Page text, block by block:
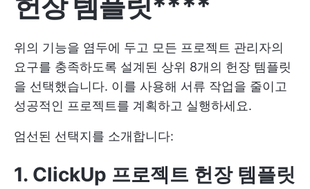
위의 기능을 염두에 두고 모든 프로젝트 관리자의
요구를 충족하도록 설계된 상위 8개의 헌장 템플릿
을 선택했습니다. 이를 사용해 서류 작업을 줄이고
성공적인 프로젝트를 계획하고 실행하세요.
엄선된 선택지를 소개합니다:
1. ClickUp 프로젝트 헌장 템플릿